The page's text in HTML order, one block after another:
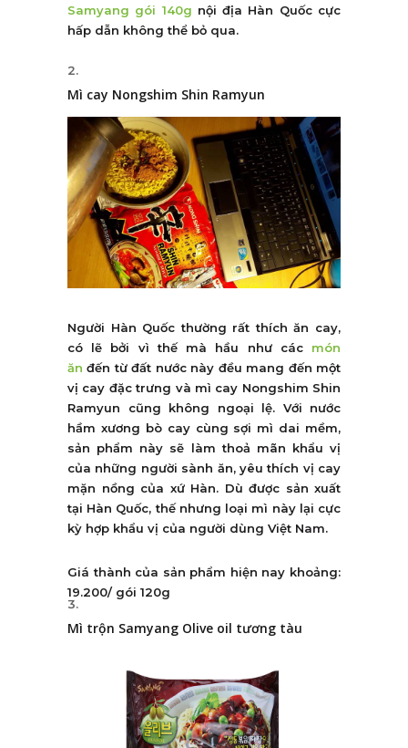
Samyang gói 140g nội địa Hàn Quốc cực
hấp dẫn không thể bỏ qua.
Mì cay Nongshim Shin Ramyun
Người Hàn Quốc thường rất thích ăn cay,
có lẽ bởi vì thế mà hầu như các món
ăn đến từ đất nước này đều mang đến một
vị cay đặc trưng và mì cay Nongshim Shin
Ramyun cũng không ngoại lệ. Với nước
hầm xương bò cay cùng sợi mì dai mềm,
sản phẩm này sẽ làm thoả mãn khẩu vị
của những người sành ăn, yêu thích vị cay
mặn nồng của xứ Hàn. Dù được sản xuất
tại Hàn Quốc, thế nhưng loại mì này lại cực
kỳ hợp khẩu vị của người dùng Việt Nam.
Giá thành của sản phẩm hiện nay khoảng:
19.200/ gói 120g
Mì trộn Samyang Olive oil tương tàu